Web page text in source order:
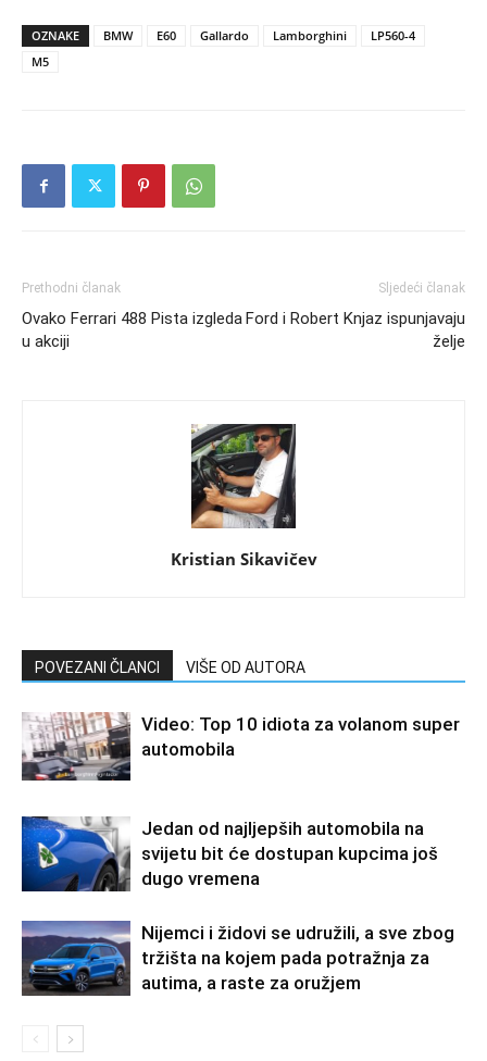
OZNAKE BMW E60 Gallardo Lamborghini
LP560-4
M5
Prethodni članak
Ovako Ferrari 488 Pista izgleda
u akciji
Sljedeći članak
Ford i Robert Knjaz ispunjavaju
želje
Kristian Sikavičev
POVEZANI ČLANCI VIŠE OD AUTORA
Video: Top 10 idiota za volanom super
automobila
Jedan od najljepših automobila na
svijetu bit će dostupan kupcima još
dugo vremena
Nijemci i židovi se udružili, a sve zbog
tržišta na kojem pada potražnja za
autima, a raste za oružjem